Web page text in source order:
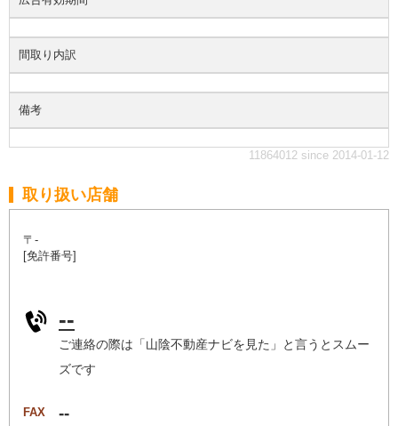
間取り内訳
備考
11864012 since 2014-01-12
取り扱い店舗
〒-
[免許番号]
--
ご連絡の際は「山陰不動産ナビを見た」と言うとスムー
ズです
FAX --